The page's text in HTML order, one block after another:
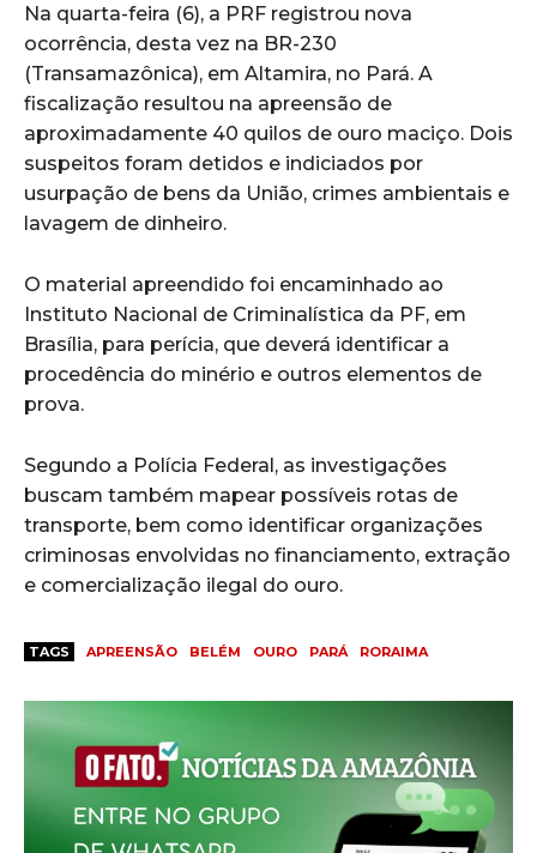
Na quarta-feira (6), a PRF registrou nova
ocorrência, desta vez na BR-230
(Transamazônica), em Altamira, no Pará. A
fiscalização resultou na apreensão de
aproximadamente 40 quilos de ouro maciço. Dois
suspeitos foram detidos e indiciados por
usurpação de bens da União, crimes ambientais e
lavagem de dinheiro.
O material apreendido foi encaminhado ao
Instituto Nacional de Criminalística da PF, em
Brasília, para perícia, que deverá identificar a
procedência do minério e outros elementos de
prova.
Segundo a Polícia Federal, as investigações
buscam também mapear possíveis rotas de
transporte, bem como identificar organizações
criminosas envolvidas no financiamento, extração
e comercialização ilegal do ouro.
TAGS APREENSÃO BELÉM OURO PARÁ RORAIMA